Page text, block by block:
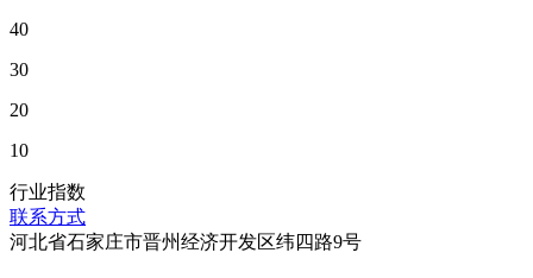
40
30
20
10
行业指数
联系方式
河北省石家庄市晋州经济开发区纬四路9号